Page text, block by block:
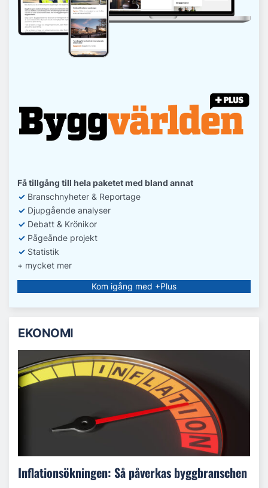
Få tillgång till hela paketet med bland annat
✓ Branschnyheter & Reportage
✓ Djupgående analyser
✓ Debatt & Krönikor
✓ Pågeånde projekt
✓ Statistik
+ mycket mer
Kom igång med +Plus
EKONOMI
Inflationsökningen: Så påverkas byggbranschen